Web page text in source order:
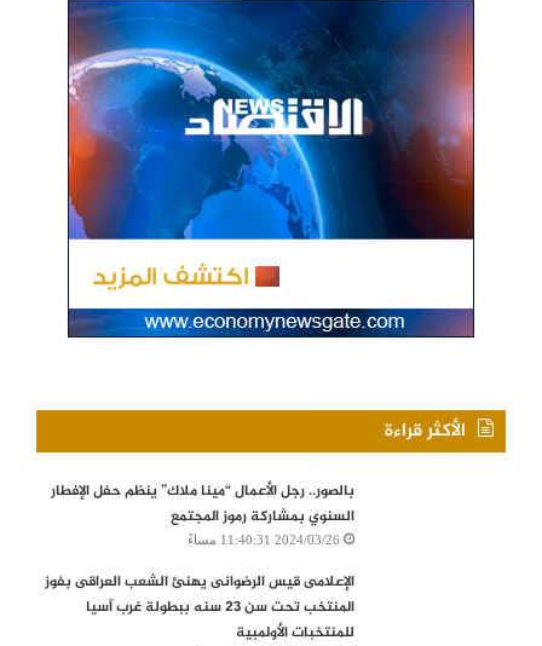
الأكثر قراءة
بالصور.. رجل الأعمال “مينا ملاك” ينظم حفل الإفطار
السنوي بمشاركة رموز المجتمع
2024/03/26 11:40:31 مساءً
الإعلامى قيس الرضوانى يهنئ الشعب العراقى بفوز
المنتخب تحت سن 23 سنه ببطولة غرب آسيا
للمنتخبات الأولمبية